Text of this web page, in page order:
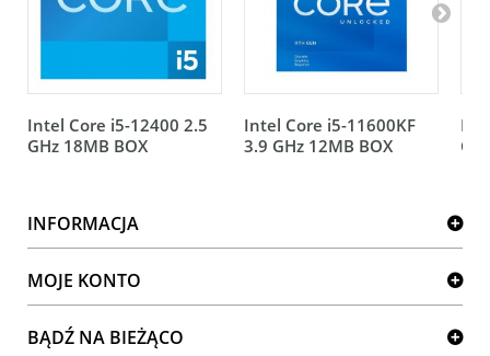
Intel Core i5-12400 2.5
GHz 18MB BOX
Intel Core i5-11600KF
3.9 GHz 12MB BOX
INFORMACJA
MOJE KONTO
BĄDŹ NA BIEŻĄCO